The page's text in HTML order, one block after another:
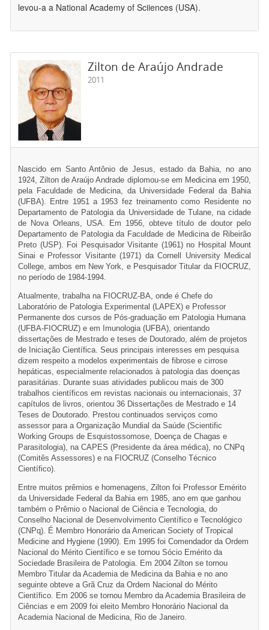
levou-a a National Academy of Sciiences (USA).
Zilton de Araújo Andrade
2011
Nascido em Santo Antônio de Jesus, estado da Bahia, no ano
1924, Zilton de Araújo Andrade diplomou-se em Medicina em 1950,
pela Faculdade de Medicina, da Universidade Federal da Bahia
(UFBA). Entre 1951 a 1953 fez treinamento como Residente no
Departamento de Patologia da Universidade de Tulane, na cidade
de Nova Orleans, USA. Em 1956, obteve título de doutor pelo
Departamento de Patologia da Faculdade de Medicina de Ribeirão
Preto (USP). Foi Pesquisador Visitante (1961) no Hospital Mount
Sinai e Professor Visitante (1971) da Cornell University Medical
College, ambos em New York, e Pesquisador Titular da FIOCRUZ,
no período de 1984-1994.
Atualmente, trabalha na FIOCRUZ-BA, onde é Chefe do
Laboratório de Patologia Experimental (LAPEX) e Professor
Permanente dos cursos de Pós-graduação em Patologia Humana
(UFBA-FIOCRUZ) e em Imunologia (UFBA), orientando
dissertações de Mestrado e teses de Doutorado, além de projetos
de Iniciação Científica. Seus principais interesses em pesquisa
dizem respeito a modelos experimentais de fibrose e cirrose
hepáticas, especialmente relacionados à patologia das doenças
parasitárias. Durante suas atividades publicou mais de 300
trabalhos científicos em revistas nacionais ou internacionais, 37
capítulos de livros, orientou 36 Dissertações de Mestrado e 14
Teses de Doutorado. Prestou continuados serviços como
assessor para a Organização Mundial da Saúde (Scientific
Working Groups de Esquistossomose, Doença de Chagas e
Parasitologia), na CAPES (Presidente da área médica), no CNPq
(Comitês Assessores) e na FIOCRUZ (Conselho Técnico
Científico).
Entre muitos prêmios e homenagens, Zilton foi Professor Emérito
da Universidade Federal da Bahia em 1985, ano em que ganhou
também o Prêmio o Nacional de Ciência e Tecnologia, do
Conselho Nacional de Desenvolvimento Científico e Tecnológico
(CNPq). É Membro Honorário da American Society of Tropical
Medicine and Hygiene (1990). Em 1995 foi Comendador da Ordem
Nacional do Mérito Científico e se tornou Sócio Emérito da
Sociedade Brasileira de Patologia. Em 2004 Zilton se tornou
Membro Titular da Academia de Medicina da Bahia e no ano
seguinte obteve a Grã Cruz da Ordem Nacional do Mérito
Científico. Em 2006 se tornou Membro da Academia Brasileira de
Ciências e em 2009 foi eleito Membro Honorário Nacional da
Academia Nacional de Medicina, Rio de Janeiro.